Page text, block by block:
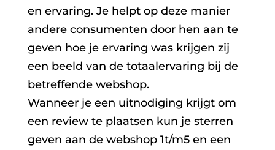
en ervaring. Je helpt op deze manier
andere consumenten door hen aan te
geven hoe je ervaring was krijgen zij
een beeld van de totaalervaring bij de
betreffende webshop.
Wanneer je een uitnodiging krijgt om
een review te plaatsen kun je sterren
geven aan de webshop 1t/m5 en een